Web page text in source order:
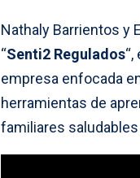
Nathaly Barrientos y
“Senti2 Regulados
empresa enfocada
herramientas de
familiares